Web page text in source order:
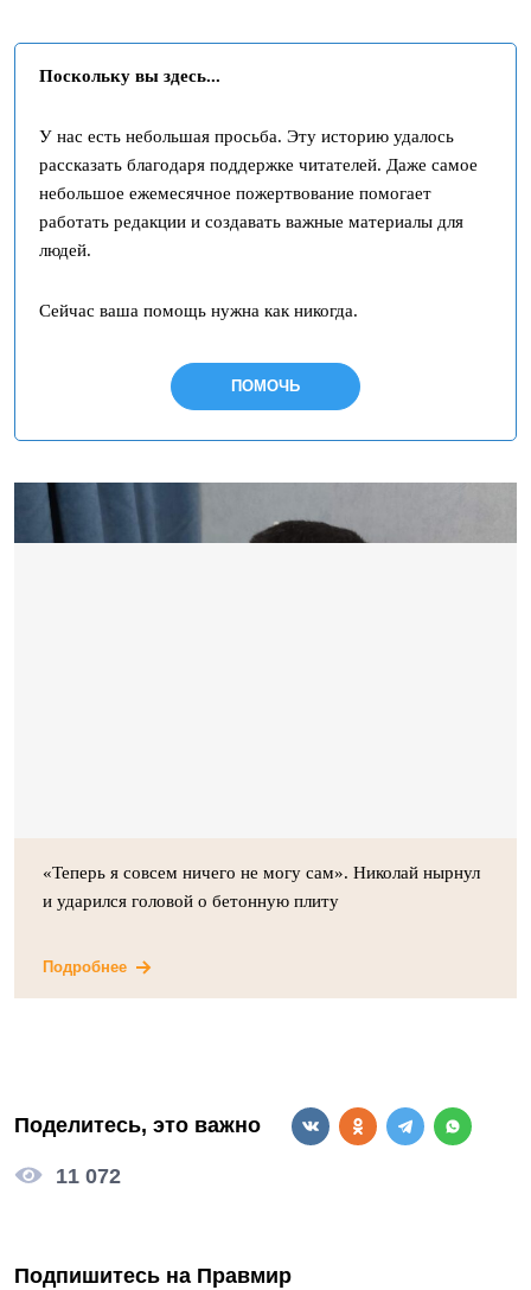
Поскольку вы здесь...
У нас есть небольшая просьба. Эту историю удалось
рассказать благодаря поддержке читателей. Даже самое
небольшое ежемесячное пожертвование помогает
работать редакции и создавать важные материалы для
людей.
Сейчас ваша помощь нужна как никогда.
ПОМОЧЬ
«Теперь я совсем ничего не могу сам». Николай нырнул
и ударился головой о бетонную плиту
Подробнее
Поделитесь, это важно
11 072
Подпишитесь на Правмир